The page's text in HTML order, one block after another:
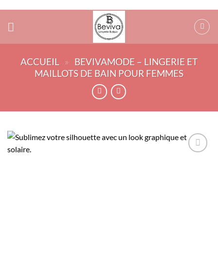
contenu
ACCUEIL »
BEVIVAMODE – LINGERIE ET
MAILLOTS DE BAIN POUR FEMMES